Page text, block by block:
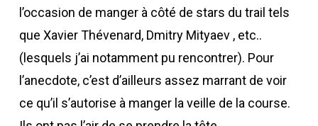
l’occasion de manger à côté de stars du trail tels
que Xavier Thévenard, Dmitry Mityaev , etc..
(lesquels j’ai notamment pu rencontrer). Pour
l’anecdote, c’est d’ailleurs assez marrant de voir
ce qu’il s’autorise à manger la veille de la course.